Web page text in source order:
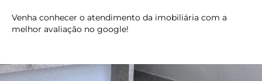
keyboard_backspace
Venha conhecer o atendimento da imobiliária com a
melhor avaliação no google!